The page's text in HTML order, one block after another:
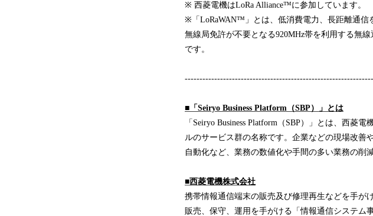
※ 西菱電機はLoRa Alliance™に参加しています。
※「LoRaWAN™」とは、低消費電力、長距離通信
無線局免許が不要となる920MHz帯を利用する無
です。
■「Seiryo Business Platform（SBP ）」とは
「Seiryo Business Platform（SBP）」とは、西菱
ルのサービス群の名称です。企業などの現場改善
自動化など、業務の数値化や手間の多い業務の削
■西菱電機株式会社
携帯情報通信端末の販売及び修理再生などを手が
販売、保守、運用を手がける「情報通信システム